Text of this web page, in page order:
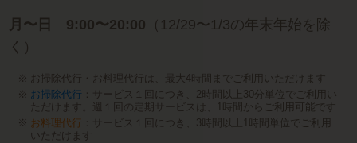
月〜日 9:00〜20:00 （12/29〜1/3の年末年始を除
く）
お掃除代行・お料理代行は、最大4時間までご利用いただけます
お掃除代行 ：サービス１回につき、2時間以上30分単位でご利用い
ただけます。週１回の定期サービスは、1時間からご利用可能です
お料理代行 ：サービス１回につき、3時間以上1時間単位でご利用
いただけます